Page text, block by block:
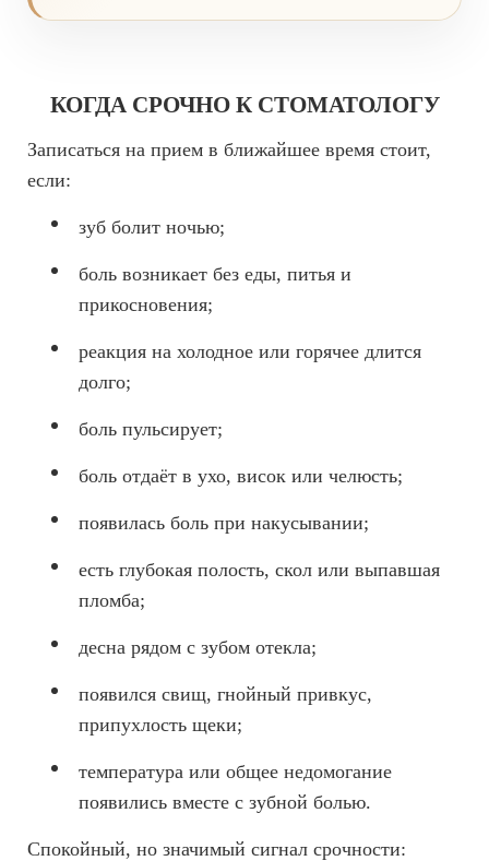
КОГДА СРОЧНО К СТОМАТОЛОГУ
Записаться на прием в ближайшее время стоит,
если:
зуб болит ночью;
боль возникает без еды, питья и
прикосновения;
реакция на холодное или горячее длится
долго;
боль пульсирует;
боль отдаёт в ухо, висок или челюсть;
появилась боль при накусывании;
есть глубокая полость, скол или выпавшая
пломба;
десна рядом с зубом отекла;
появился свищ, гнойный привкус,
припухлость щеки;
температура или общее недомогание
появились вместе с зубной болью.
Спокойный, но значимый сигнал срочности: